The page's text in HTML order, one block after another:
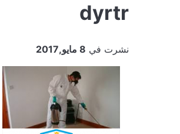
dyrtr
نشرت في 8 مايو,2017